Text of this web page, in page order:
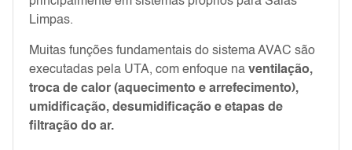
Limpas.
Muitas funções fundamentais do sistema AVAC são
executadas pela UTA, com enfoque na ventilação,
troca de calor (aquecimento e arrefecimento),
umidificação, desumidificação e etapas de
filtração do ar.